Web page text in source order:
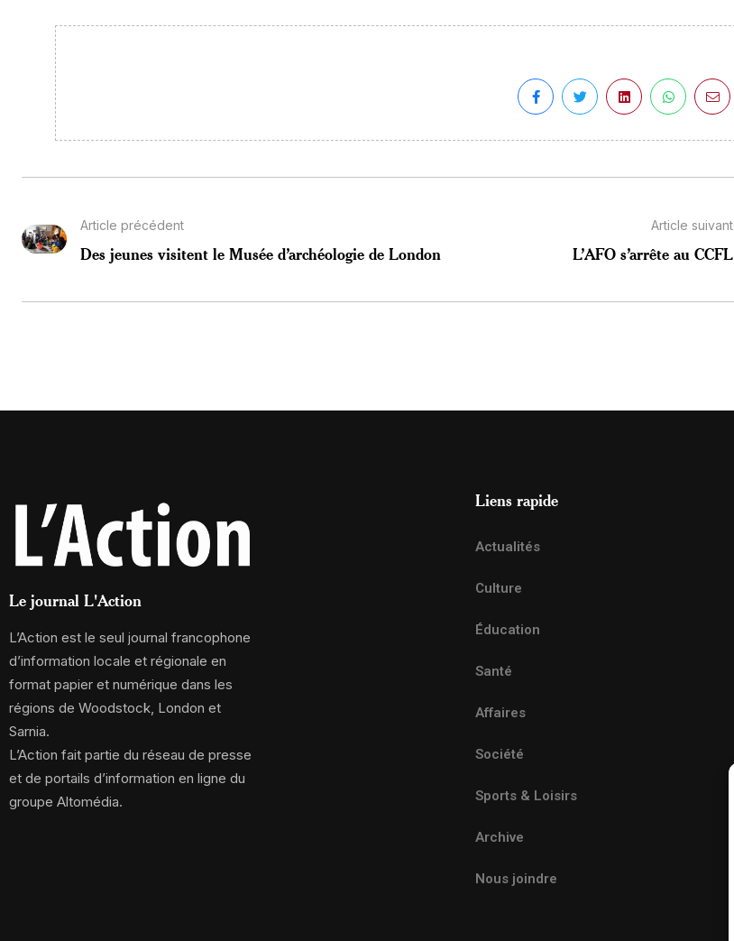
Article précédent
Des jeunes visitent le Musée d’archéologie de London
Article suivant
L’AFO s’arrête au CCFL
Le journal L'Action
L’Action est le seul journal francophone
d’information locale et régionale en
format papier et numérique dans les
régions de Woodstock, London et
Sarnia.
L’Action fait partie du réseau de presse
et de portails d’information en ligne du
groupe Altomédia.
Liens rapide
Actualités
Culture
Éducation
Santé
Affaires
Société
Sports & Loisirs
Archive
Nous joindre